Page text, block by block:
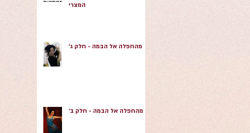
המצרי
מהחפלה אל הבמה - חלק ג׳
מהחפלה אל הבמה - חלק ב׳